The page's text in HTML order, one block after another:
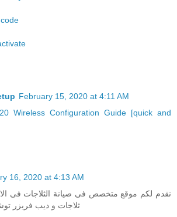
February 15, 2020 at 4:11 AM
Wireless Configuration Guide [quick and
16, 2020 at 4:13 AM
نقدم لكم موقع متخصص فى صيانة الثلاجات فى
ثلاجات و ديب فريزر